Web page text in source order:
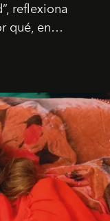
reflexiona
qué, en
“Es